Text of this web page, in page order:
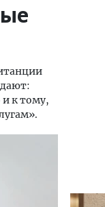
и к тому,